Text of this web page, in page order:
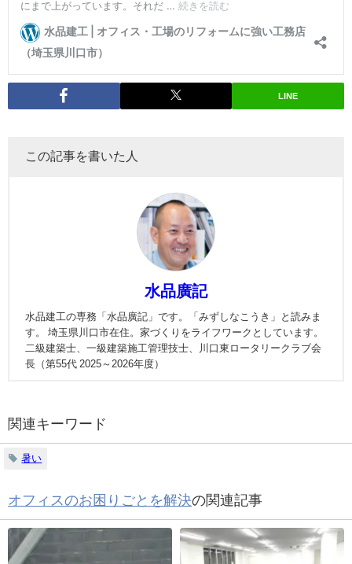
LINE
この記事を書いた人
水品廣記
水品建工の専務「水品廣記」です。「みずしなこうき」と読みま
す。 埼玉県川口市在住。家づくりをライフワークとしています。
二級建築士、一級建築施工管理技士、川口東ロータリークラブ会
長（第55代 2025～2026年度）
関連キーワード
暑い
オフィスのお困りごとを解決の関連記事